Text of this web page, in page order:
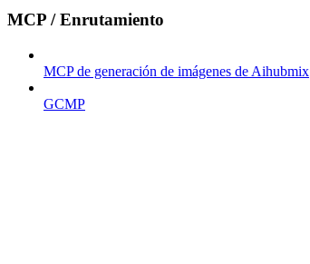
MCP / Enrutamiento
MCP de generación de imágenes de Aihubmix
GCMP